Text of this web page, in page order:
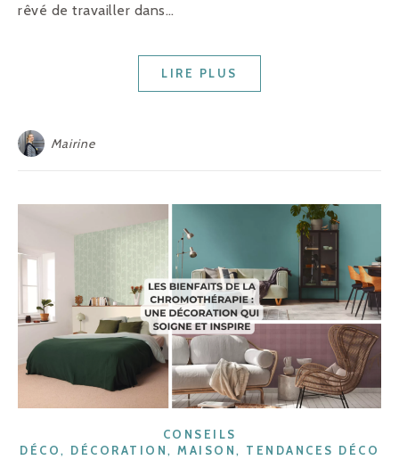
rêvé de travailler dans…
LIRE PLUS
Mairine
CONSEILS
DÉCO , DÉCORATION , MAISON , TENDANCES DÉCO